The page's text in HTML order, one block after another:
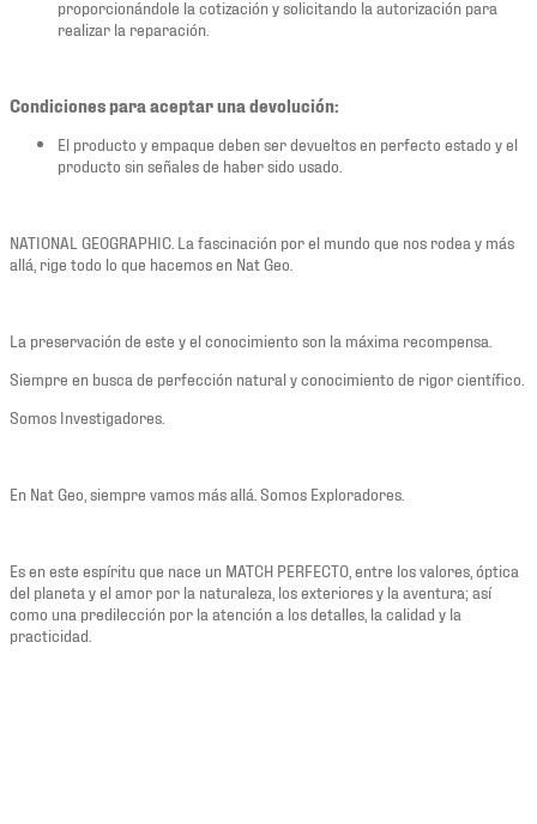
proporcionándole la cotización y solicitando la autorización para
realizar la reparación.
Condiciones para aceptar una devolución:
El producto y empaque deben ser devueltos en perfecto estado y el
producto sin señales de haber sido usado.
NATIONAL GEOGRAPHIC. La fascinación por el mundo que nos rodea y más
allá, rige todo lo que hacemos en Nat Geo.
La preservación de este y el conocimiento son la máxima recompensa.
Siempre en busca de perfección natural y conocimiento de rigor científico.
Somos Investigadores.
En Nat Geo, siempre vamos más allá. Somos Exploradores.
Es en este espíritu que nace un MATCH PERFECTO, entre los valores, óptica
del planeta y el amor por la naturaleza, los exteriores y la aventura; así
como una predilección por la atención a los detalles, la calidad y la
practicidad.